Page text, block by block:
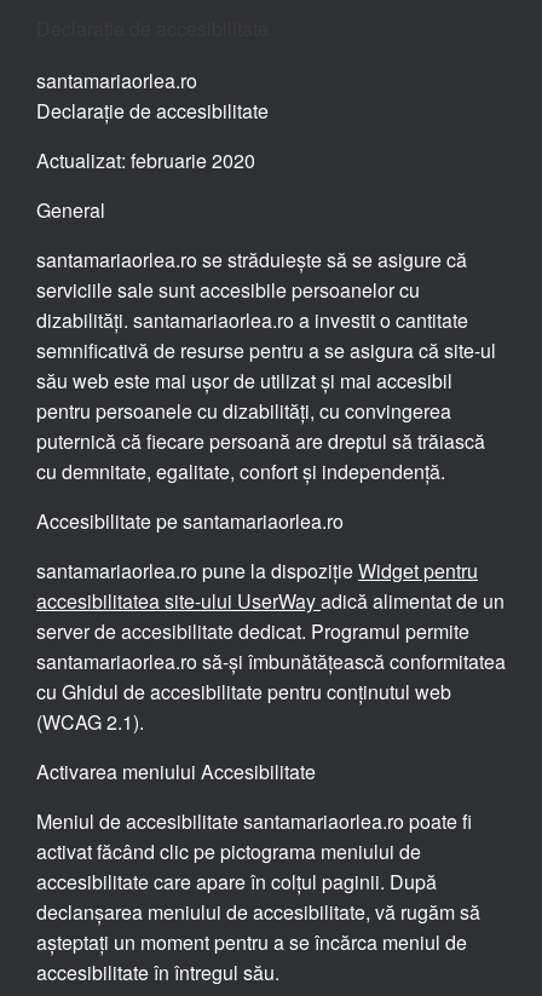
santamariaorlea.ro
Declarație de accesibilitate
Actualizat: februarie 2020
General
santamariaorlea.ro se străduiește să se asigure că
serviciile sale sunt accesibile persoanelor cu
dizabilități. santamariaorlea.ro a investit o cantitate
semnificativă de resurse pentru a se asigura că site-ul
său web este mai ușor de utilizat și mai accesibil
pentru persoanele cu dizabilități, cu convingerea
puternică că fiecare persoană are dreptul să trăiască
cu demnitate, egalitate, confort și independență.
Accesibilitate pe santamariaorlea.ro
santamariaorlea.ro pune la dispozițieWidget pentru
accesibilitatea site-ului UserWayadică alimentat de un
server de accesibilitate dedicat. Programul permite
santamariaorlea.ro să-și îmbunătățească conformitatea
cu Ghidul de accesibilitate pentru conținutul web
(WCAG 2.1).
Activarea meniului Accesibilitate
Meniul de accesibilitate santamariaorlea.ro poate fi
activat făcând clic pe pictograma meniului de
accesibilitate care apare în colțul paginii. După
declanșarea meniului de accesibilitate, vă rugăm să
așteptați un moment pentru a se încărca meniul de
accesibilitate în întregul său.